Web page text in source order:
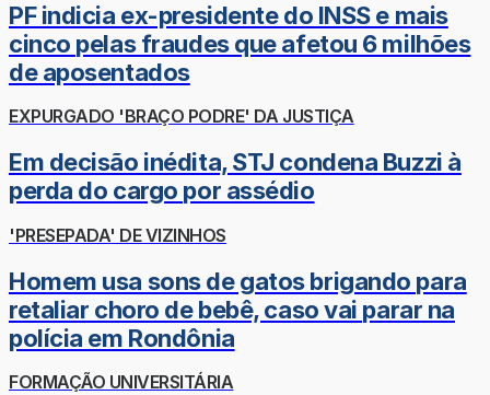
PF indicia ex-presidente do INSS e mais
cinco pelas fraudes que afetou 6 milhões
de aposentados
EXPURGADO 'BRAÇO PODRE' DA JUSTIÇA
Em decisão inédita, STJ condena Buzzi à
perda do cargo por assédio
'PRESEPADA' DE VIZINHOS
Homem usa sons de gatos brigando para
retaliar choro de bebê, caso vai parar na
polícia em Rondônia
FORMAÇÃO UNIVERSITÁRIA